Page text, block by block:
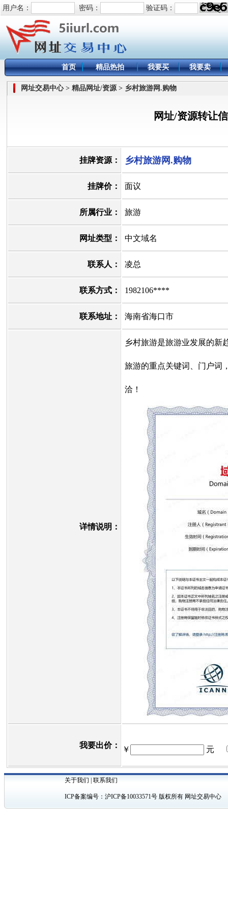
用户名： 密码： 验证码：
首页 精品热拍 我要买 我要卖
网址交易中心 > 精品网址/资源 > 乡村旅游网.购物
网址/资源转让
挂牌资源： 乡村旅游网.购物
挂牌价： 面议
所属行业： 旅游
网址类型： 中文域名
联系人： 凌总
联系方式： 1982106****
联系地址： 海南省海口市
详情说明：
乡村旅游是旅游业发展的新
旅游的重点关键词、门户词
洽！
我要出价： ￥ 元
关于我们 |联系我们
ICP备案编号：沪ICP备10033571号 版权所有 网址交易中心